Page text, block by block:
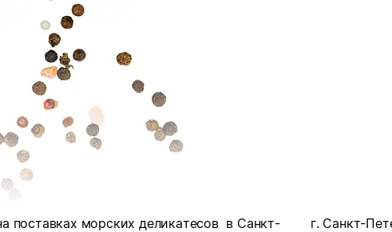
поставках морских деликатесов в Санкт-
г. Санкт-